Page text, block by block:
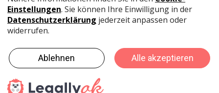
Die offizielle Publikation der Schweizer Papeterien informiert
Meldungen aus der Branche.